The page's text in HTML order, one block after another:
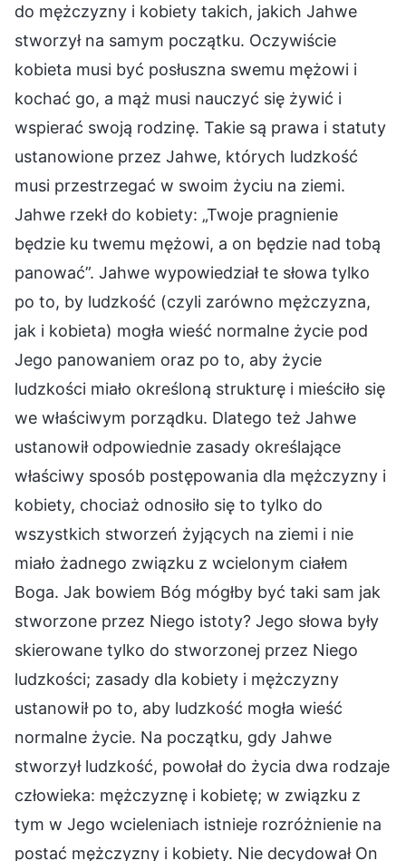
do mężczyzny i kobiety takich, jakich Jahwe
stworzył na samym początku. Oczywiście
kobieta musi być posłuszna swemu mężowi i
kochać go, a mąż musi nauczyć się żywić i
wspierać swoją rodzinę. Takie są prawa i statuty
ustanowione przez Jahwe, których ludzkość
musi przestrzegać w swoim życiu na ziemi.
Jahwe rzekł do kobiety: „Twoje pragnienie
będzie ku twemu mężowi, a on będzie nad tobą
panować”. Jahwe wypowiedział te słowa tylko
po to, by ludzkość (czyli zarówno mężczyzna,
jak i kobieta) mogła wieść normalne życie pod
Jego panowaniem oraz po to, aby życie
ludzkości miało określoną strukturę i mieściło się
we właściwym porządku. Dlatego też Jahwe
ustanowił odpowiednie zasady określające
właściwy sposób postępowania dla mężczyzny i
kobiety, chociaż odnosiło się to tylko do
wszystkich stworzeń żyjących na ziemi i nie
miało żadnego związku z wcielonym ciałem
Boga. Jak bowiem Bóg mógłby być taki sam jak
stworzone przez Niego istoty? Jego słowa były
skierowane tylko do stworzonej przez Niego
ludzkości; zasady dla kobiety i mężczyzny
ustanowił po to, aby ludzkość mogła wieść
normalne życie. Na początku, gdy Jahwe
stworzył ludzkość, powołał do życia dwa rodzaje
człowieka: mężczyznę i kobietę; w związku z
tym w Jego wcieleniach istnieje rozróżnienie na
postać mężczyzny i kobiety. Nie decydował On